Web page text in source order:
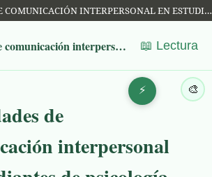
HABILIDADES DE COMUNICACIÓN INTERPERSONAL EN ESTUDIANTES DE PSICOLOGÍA